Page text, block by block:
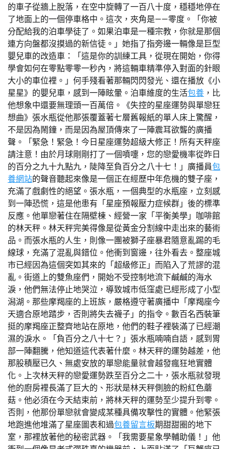
的車子從牆上脫落，在空中旋轉了一百八十度，穩穩地停在
了地面上的一個停車格中。這次，夾角是——零度。「你被
分配給我的泊車學徒了。如果泊車是一種宗教，你就是那個
連方向盤都沒摸過的新信徒。」她指了指旁邊一輛像是巨型
嬰兒車的改造車：「這是你的訓練工具，從現在開始，你得
學會如何在零點零零一秒內，將這輛車精準停入對面的針眼
大小的車位裡。」何手殘看著那輛閃閃發光、還在播放《小
星星》的嬰兒車，感到一陣眩暈。泊車維度的生活包養 ，比
他想象中還要無理頭一百萬倍。《失控的星座運勢與單戀狂
想曲》張水瓶從他那張覆蓋著七層舊報紙的單人床上驚醒，
不是因為鬧鐘，而是因為屋頂傳來了一陣震耳欲聾的廣播
聲。「緊急！緊急！今日星座運勢超級大修正！所有天秤座
請注意！由於月球剛剛打了一個噴嚏，您的戀愛機率從昨日
的百分之九十九點九，陡降至負百分之八十七！」廣播員包
養網站的聲音聽起來像是一個正在經歷中年危機的雙子座，
充滿了戲劇性的絕望。張水瓶，一個典型的水瓶座，立刻感
到一陣恐慌，這是他患有「星座預報壓力症候群」後的標準
反應。他單戀著住在隔壁棟、經營一家「平衡美學」咖啡館
的林天秤。林天秤完美得像是從黃金分割線中走出來的藝術
品。而張水瓶的人生，則像一團被獅子座暴君隨意亂踢的毛
線球，充滿了混亂與錯位。他衝到窗邊，往外看去。整座城
市已經因為這個突如其來的「超級修正」而陷入了荒謬的混
亂。街道上的雙魚座們，開始不受控制地流下鹹鹹的海水
淚，他們無法停止地哭泣，導致城市低窪處已經形成了小型
潟湖。那些摩羯座的上班族，嚴格遵守著廣播中「摩羯座今
天適合原地踏步，否則將失去襪子」的指令。數百名西裝筆
挺的摩羯座正整齊地站在原地，他們的鞋子裡裝滿了已經潮
濕的淚水。「負百分之八十七？」張水瓶喃喃自語，感到胃
部一陣翻騰，他知道這代表著什麼。林天秤的運勢越差，他
那股積壓已久、無處安放的單戀能量就會越發瘋狂地實體
化。上次林天秤的戀愛運勢跌至百分之二十，張水瓶就發現
他的廚房裡長滿了巨大的、形狀是林天秤側臉的粉紅色蘑
菇。他必須在今天結束前，將林天秤的運勢至少提升到零。
否則，他那份單戀就會變成某種具備攻擊性的實體。他緊張
地跑進他堆滿了星座圖表和過包養留言板期甜甜圈的地下
室，那裡放著他的秘密武器。「我需要星象學輔助儀！」他